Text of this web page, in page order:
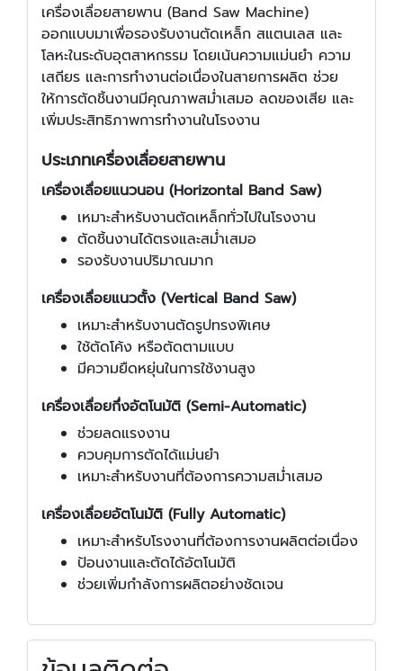
เครื่องเลื่อยสายพาน (Band Saw Machine)
ออกแบบมาเพื่อรองรับงานตัดเหล็ก สแตนเลส และ
โลหะในระดับอุตสาหกรรม โดยเน้นความแม่นยำ ความ
เสถียร และการทำงานต่อเนื่องในสายการผลิต ช่วย
ให้การตัดชิ้นงานมีคุณภาพสม่ำเสมอ ลดของเสีย และ
เพิ่มประสิทธิภาพการทำงานในโรงงาน
ประเภทเครื่องเลื่อยสายพาน
เครื่องเลื่อยแนวนอน (Horizontal Band Saw)
เหมาะสำหรับงานตัดเหล็กทั่วไปในโรงงาน
ตัดชิ้นงานได้ตรงและสม่ำเสมอ
รองรับงานปริมาณมาก
เครื่องเลื่อยแนวตั้ง (Vertical Band Saw)
เหมาะสำหรับงานตัดรูปทรงพิเศษ
ใช้ตัดโค้ง หรือตัดตามแบบ
มีความยืดหยุ่นในการใช้งานสูง
เครื่องเลื่อยกึ่งอัตโนมัติ (Semi-Automatic)
ช่วยลดแรงงาน
ควบคุมการตัดได้แม่นยำ
เหมาะสำหรับงานที่ต้องการความสม่ำเสมอ
เครื่องเลื่อยอัตโนมัติ (Fully Automatic)
เหมาะสำหรับโรงงานที่ต้องการงานผลิตต่อเนื่อง
ป้อนงานและตัดได้อัตโนมัติ
ช่วยเพิ่มกำลังการผลิตอย่างชัดเจน